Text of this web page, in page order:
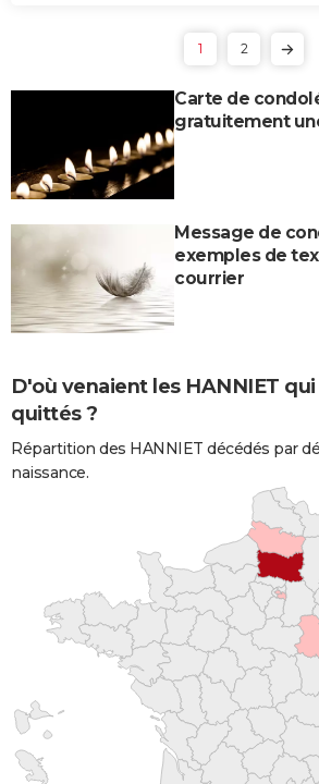
1 2
Carte de
gratuitement
Message de
exemples de
courrier
D'où venaient les HANNIET
quittés ?
Répartition des HANNIET décédés par
naissance.